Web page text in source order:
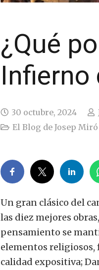
¿Qué
Infierno
30 octubre, 2024
El Blog de Josep
Un gran clásico del
las diez mejores
pensamiento se
elementos religiosos,
calidad expositiva;